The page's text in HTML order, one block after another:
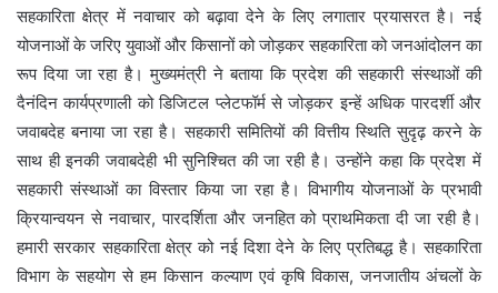
सहकारिता क्षेत्र में नवाचार को बढ़ावा देने के लिए लगातार प्रयासरत है। नई
योजनाओं के जरिए युवाओं और किसानों को जोड़कर सहकारिता को जनआंदोलन का
रूप दिया जा रहा है। मुख्यमंत्री ने बताया कि प्रदेश की सहकारी संस्थाओं की
दैनंदिन कार्यप्रणाली को डिजिटल प्लेटफॉर्म से जोड़कर इन्हें अधिक पारदर्शी और
जवाबदेह बनाया जा रहा है। सहकारी समितियों की वित्तीय स्थिति सुदृढ़ करने के
साथ ही इनकी जवाबदेही भी सुनिश्चित की जा रही है। उन्होंने कहा कि प्रदेश में
सहकारी संस्थाओं का विस्तार किया जा रहा है। विभागीय योजनाओं के प्रभावी
क्रियान्वयन से नवाचार, पारदर्शिता और जनहित को प्राथमिकता दी जा रही है।
हमारी सरकार सहकारिता क्षेत्र को नई दिशा देने के लिए प्रतिबद्ध है। सहकारिता
विभाग के सहयोग से हम किसान कल्याण एवं कृषि विकास, जनजातीय अंचलों के